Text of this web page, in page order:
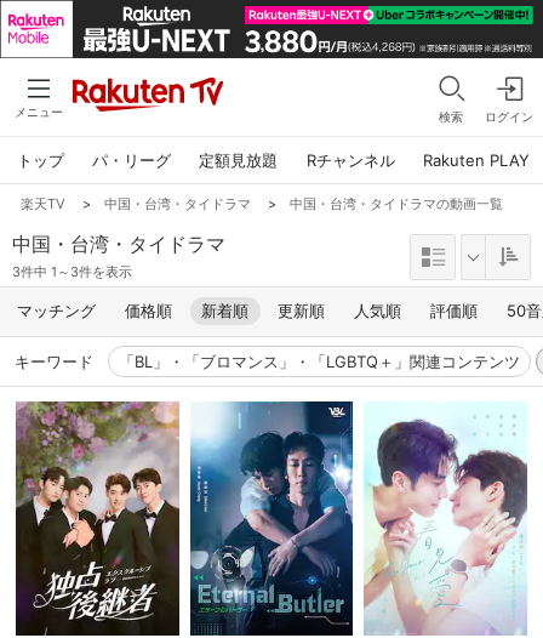
メニュー 検索 ログイン
トップ パ・リーグ 定額見放題 Rチャンネル Rakuten PLAY
楽天TV > 中国・台湾・タイドラマ > 中国・台湾・タイドラマの動画一覧
中国・台湾・タイドラマ
3件中 1～3件を表示
マッチング 価格順 新着順 更新順 人気順 評価順 50
キーワード 「BL」・「ブロマンス」・「LGBTQ＋」関連コンテンツ